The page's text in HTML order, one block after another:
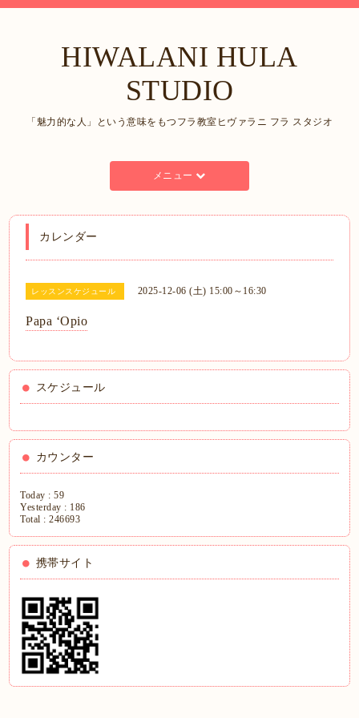
HIWALANI HULA
STUDIO
「魅力的な人」という意味をもつフラ教室ヒヴァラニ フラ スタジオ
メニュー
カレンダー
レッスンスケジュール 2025-12-06 (土) 15:00～16:30
Papa ʻOpio
スケジュール
カウンター
Today :59
Yesterday : 186
Total :246693
携帯サイト